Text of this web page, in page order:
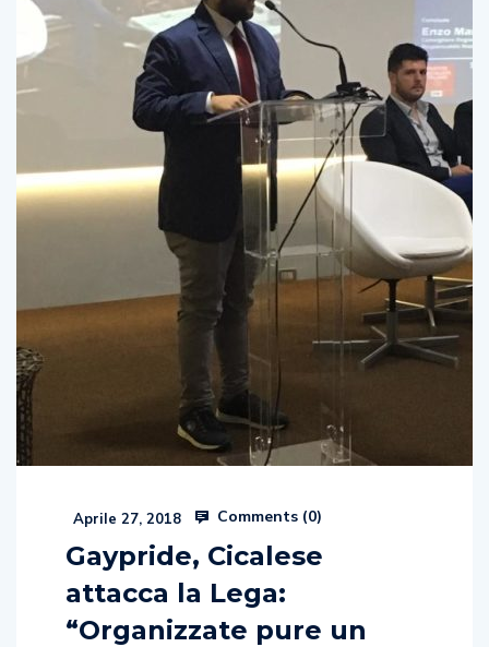
Aprile 27, 2018 Comments (0)
Gaypride, Cicalese
attacca la Lega:
“Organizzate pure un